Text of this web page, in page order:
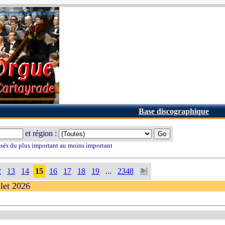
Base discographique
et région :
du plus important au moins important
13 14 15 16 17 18 19 ... 2348
2026